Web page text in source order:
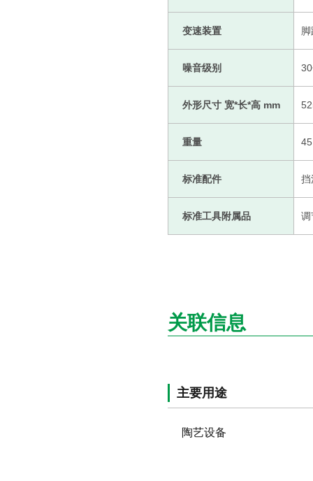
变速装置
噪音级别
外形尺寸 宽*长*高 mm
重量
标准配件 挡
标准工具附属品 调
关联信息
主要用途
陶艺设备